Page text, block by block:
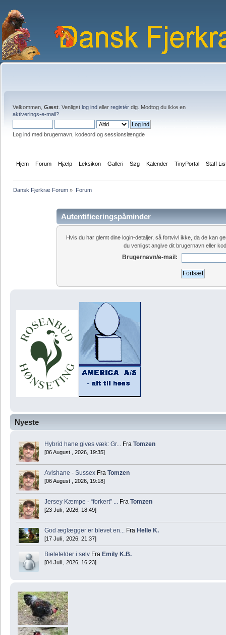
Velkommen, Gæst . Venligst log ind eller registér dig. Modtog du ikke en
aktiverings-e-mail?
Log ind med brugernavn, kodeord og sessionslængde
Hjem Forum Hjælp Leksikon Galleri Søg Kalender TinyPortal Staff
Dansk Fjerkræ Forum » Forum
Nyeste
Hybrid hane gives væk: Gr... Fra Tomzen
[06 August , 2026, 19:35]
Avlshane - Sussex Fra Tomzen
[06 August , 2026, 19:18]
Jersey Kæmpe - “forkert” ... Fra Tomzen
[23 Juli , 2026, 18:49]
God æglægger er blevet en... Fra Helle K.
[17 Juli , 2026, 21:37]
Bielefelder i sølv Fra Emily K.B.
[04 Juli , 2026, 16:23]
Autentificeringspåminder
Hvis du har glemt dine login-detaljer, så fortvivl ikke, da de kan
du venligst angive dit brugernavn eller
Brugernavn/e-mail: